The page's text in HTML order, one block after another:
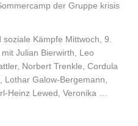
der Gruppe krisis
Kämpfe Mittwoch, 9.
Julian Bierwirth, Leo
Norbert Trenkle, Cordula
Lothar Galow-Bergemann,
Heinz Lewed, Veronika …